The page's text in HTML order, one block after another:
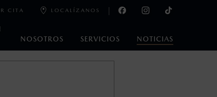
NOSOTROS SERVICIOS NOTICIAS
CITA LOCALÍZANOS